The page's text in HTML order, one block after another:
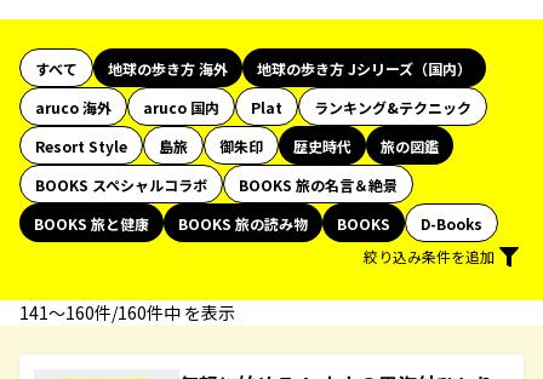
すべて 地球の歩き方 海外
地球の歩き方 Jシリーズ（国内）
aruco 海外
aruco 国内 Plat
ランキング&テクニック
Resort Style
島旅 御朱印 歴史時代
旅の図鑑
BOOKS スペシャルコラボ
BOOKS 旅の名言＆絶景
BOOKS 旅と健康
BOOKS 旅の読み物 BOOKS
D-Books
絞り込み条件を追加
141〜160件/160件中 を表示